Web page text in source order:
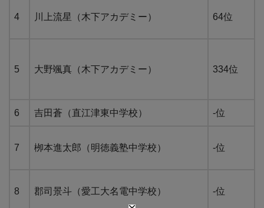
4 川上流星（木下アカデミー） 64位
5 大野颯真（木下アカデミー） 334位
6 吉田蒼（直江津東中学校） -位
7 栁本進太郎（明徳義塾中学校） -位
8 郡司景斗（愛工大名電中学校） -位